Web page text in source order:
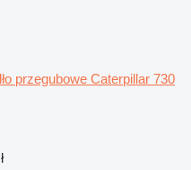
przegubowe Caterpillar 730